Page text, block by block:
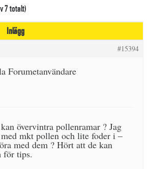
7 totalt)
Inlägg
#15394
Forumetanvändare
övervintra pollenramar ? Jag
mkt pollen och lite foder i –
med dem ? Hört att de kan
för tips.